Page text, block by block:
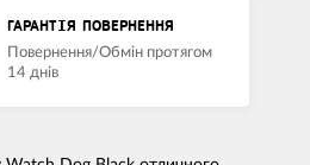
ГАРАНТІЯ ПОВЕРНЕННЯ
Повернення/Обмін протягом
14 днів